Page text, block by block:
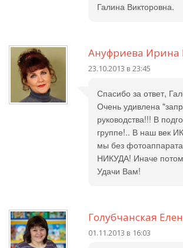
Галина Викторовна.
Ануфриева Ирина
23.10.2013 в 23:45
Спасибо за ответ,
Очень удивлена
руководства!!! В
группе!.. В наш век
мы без
НИКУДА! Иначе
Удачи Вам!
Голубчанская
01.11.2013 в 16:03